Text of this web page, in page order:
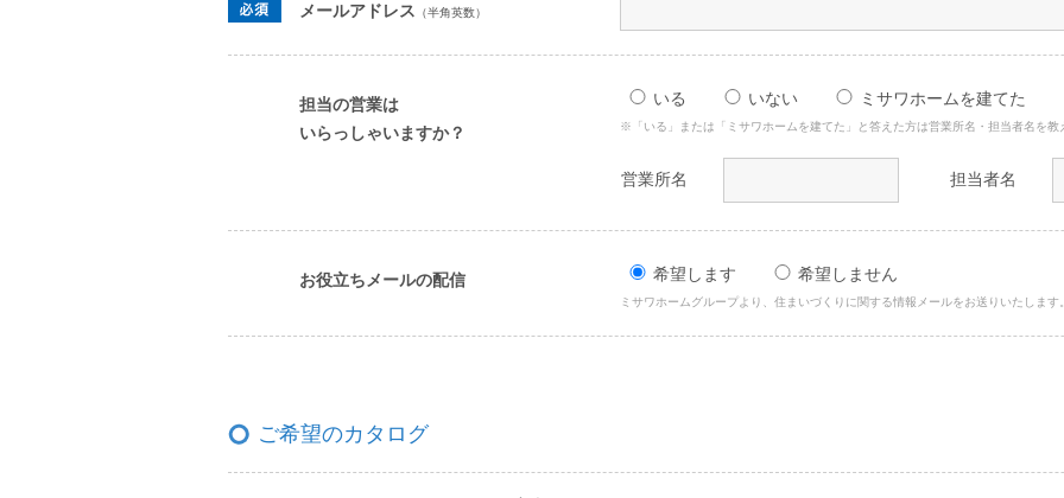
メールアドレス （半角英数）
担当の営業は
いらっしゃいますか？
いる いない ミサワホームを建てた
※「いる」または「ミサワホームを建てた」と答えた方は営業所名・担当者名を教
営業所名 担当者名
お役立ちメールの配信 希望します 希望しません
ミサワホームグループより、住まいづくりに関する情報メールをお送りいたします。
ご希望のカタログ